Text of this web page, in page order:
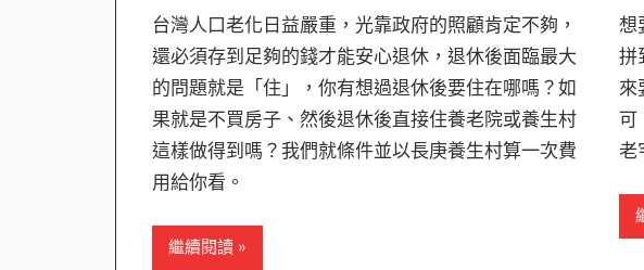
台灣人口老化日益嚴重，光靠政府的照顧肯定不夠，
還必須存到足夠的錢才能安心退休，退休後面臨最大
的問題就是「住」，你有想過退休後要住在哪嗎？如
果就是不買房子、然後退休後直接住養老院或養生村
這樣做得到嗎？我們就條件並以長庚養生村算一次費
用給你看。
繼續閱讀
想
拼
來
可
老